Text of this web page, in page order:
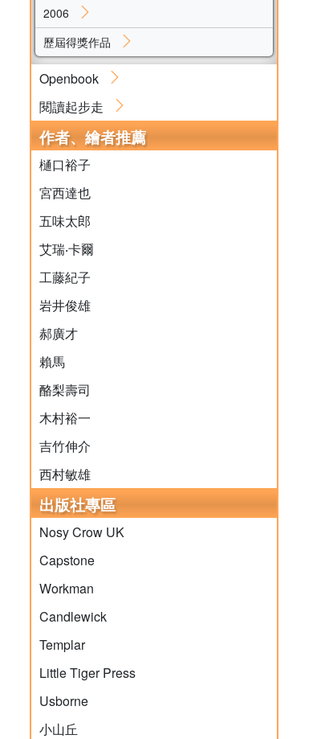
2006
歷屆得獎作品
Openbook
閱讀起步走
作者、繪者推薦
樋口裕子
宮西達也
五味太郎
艾瑞‧卡爾
工藤紀子
岩井俊雄
郝廣才
賴馬
酪梨壽司
木村裕一
吉竹伸介
西村敏雄
出版社專區
Nosy Crow UK
Capstone
Workman
Candlewick
Templar
Little Tiger Press
Usborne
小山丘